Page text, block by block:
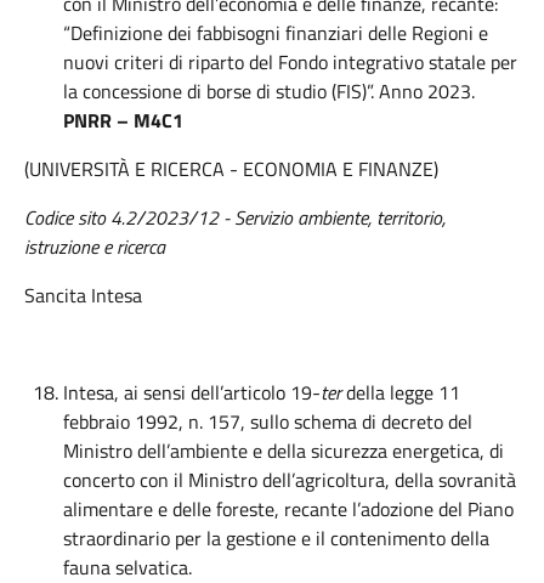
“Definizione dei fabbisogni finanziari delle Regioni e
nuovi criteri di riparto del Fondo integrativo statale per
la concessione di borse di studio (FIS)”. Anno 2023.
PNRR – M4C1
(UNIVERSITÀ E RICERCA - ECONOMIA E FINANZE)
Codice sito 4.2/2023/12 - Servizio ambiente, territorio,
istruzione e ricerca
Sancita Intesa
Intesa, ai sensi dell’articolo 19-terdella legge 11
febbraio 1992, n. 157, sullo schema di decreto del
Ministro dell’ambiente e della sicurezza energetica, di
concerto con il Ministro dell’agricoltura, della sovranità
alimentare e delle foreste, recante l’adozione del Piano
straordinario per la gestione e il contenimento della
fauna selvatica.